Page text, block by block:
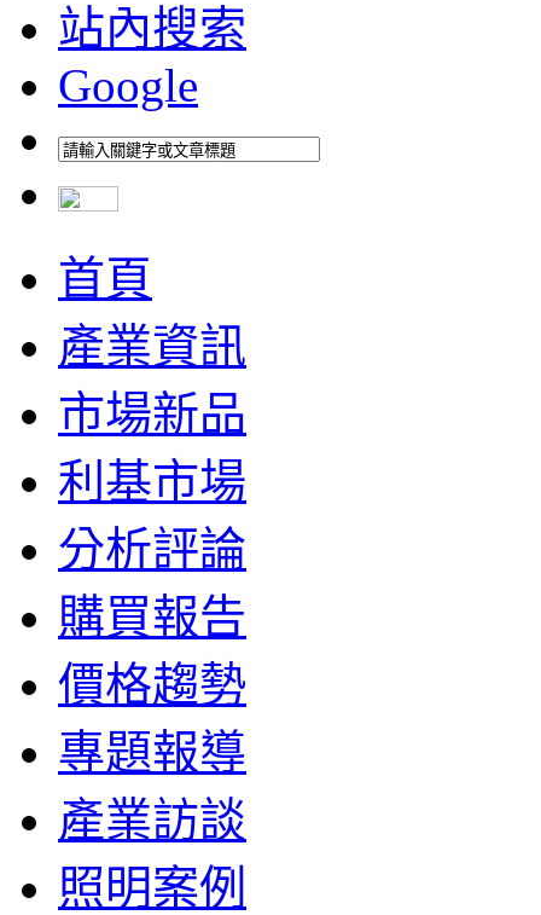
站內搜索
Google
首頁
產業資訊
市場新品
利基市場
分析評論
購買報告
價格趨勢
專題報導
產業訪談
照明案例